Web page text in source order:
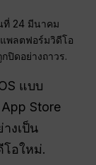
ที่ 24 มีนาคม
พลตฟอร์มวิดีโอ
ปิดอย่างถาวร.
แบบ
Store
งเป็น
โอใหม่.